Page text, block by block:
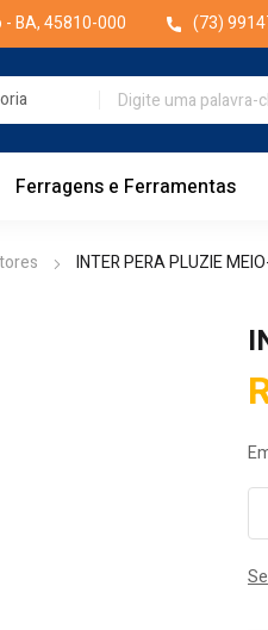
- BA, 45810-000 (73)
Ferragens e Ferramentas
INTER PERA PLUZIE